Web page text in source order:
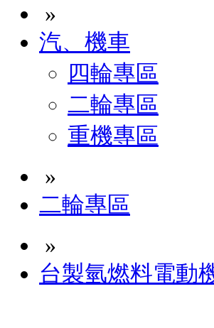
»
汽、機車
四輪專區
二輪專區
重機專區
»
二輪專區
»
台製氫燃料電動